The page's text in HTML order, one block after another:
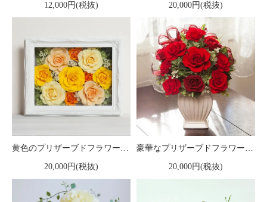
12,000円(税抜) 20,000円(税抜)
黄色のプリザーブドフラワー 壁掛け豪華なボックスフレームアレンジメント ヨーロピアン （イエロー） ※ギフトタイプ2
20,000円(税抜)
豪華なプリザーブドフラワー エリザベス レッド
20,000円(税抜)